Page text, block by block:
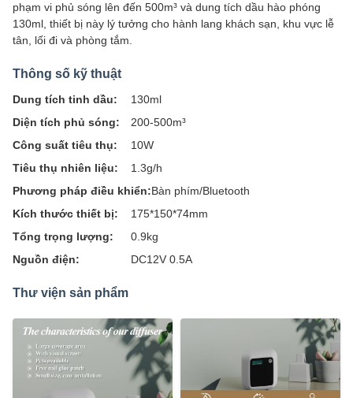
phạm vi phủ sóng lên đến 500m³ và dung tích dầu hào phóng
130ml, thiết bị này lý tưởng cho hành lang khách sạn, khu vực lễ
tân, lối đi và phòng tắm.
Thông số kỹ thuật
Dung tích tinh dầu:
130ml
Diện tích phủ sóng:
200-500m³
Công suất tiêu thụ:
10W
Tiêu thụ nhiên liệu:
1.3g/h
Phương pháp điều khiển:Bàn phím/Bluetooth
Kích thước thiết bị:
175*150*74mm
Tổng trọng lượng:
0.9kg
Nguồn điện:
DC12V 0.5A
Thư viện sản phẩm